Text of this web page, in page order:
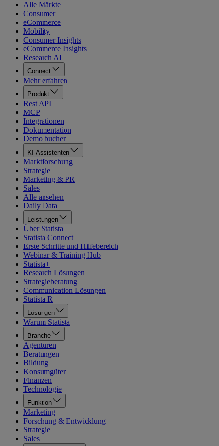
Alle Märkte
Consumer
eCommerce
Mobility
Consumer Insights
eCommerce Insights
Research AI
Connect
Mehr erfahren
Produkt
Rest API
MCP
Integrationen
Dokumentation
Demo buchen
KI-Assistenten
Marktforschung
Strategie
Marketing & PR
Sales
Alle ansehen
Daily Data
Leistungen
Über Statista
Statista Connect
Erste Schritte und Hilfebereich
Webinar & Training Hub
Statista+
Research Lösungen
Strategieberatung
Communication Lösungen
Statista R
Lösungen
Warum Statista
Branche
Agenturen
Beratungen
Bildung
Konsumgüter
Finanzen
Technologie
Funktion
Marketing
Forschung & Entwicklung
Strategie
Sales